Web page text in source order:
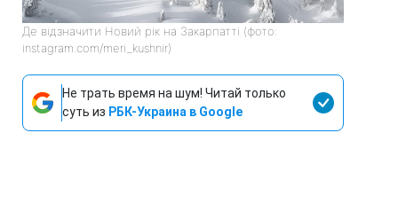
Де відзначити Новий рік на Закарпатті (фото:
instagram.com/meri_kushnir)
Не трать время на шум! Читай только
суть из РБК-Украина в Google